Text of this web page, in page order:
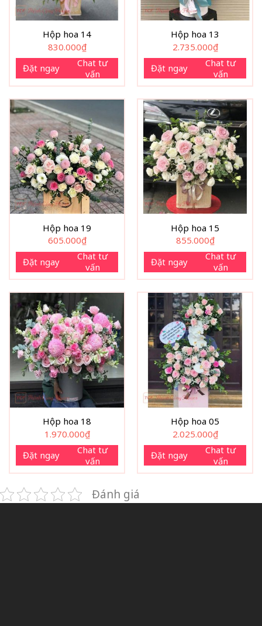
Hộp hoa 14
830.000₫
Đặt ngay
Chat tư
vấn
Hộp hoa 13
2.735.000₫
Đặt ngay
Chat tư
vấn
Hộp hoa 19
605.000₫
Đặt ngay
Chat tư
vấn
Hộp hoa 15
855.000₫
Đặt ngay
Chat tư
vấn
Hộp hoa 18
1.970.000₫
Đặt ngay
Chat tư
vấn
Hộp hoa 05
2.025.000₫
Đặt ngay
Chat tư
vấn
Đánh giá